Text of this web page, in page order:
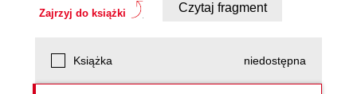
Zajrzyj do książki Czytaj fragment
Książka niedostępna